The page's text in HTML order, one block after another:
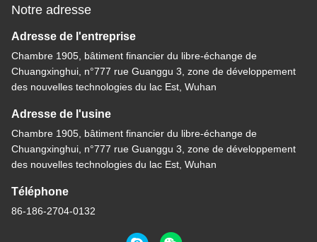
Notre adresse
Adresse de l'entreprise
Chambre 1905, bâtiment financier du libre-échange de
Chuangxinghui, n°777 rue Guanggu 3, zone de développement
des nouvelles technologies du lac Est, Wuhan
Adresse de l'usine
Chambre 1905, bâtiment financier du libre-échange de
Chuangxinghui, n°777 rue Guanggu 3, zone de développement
des nouvelles technologies du lac Est, Wuhan
Téléphone
86-186-2704-0132